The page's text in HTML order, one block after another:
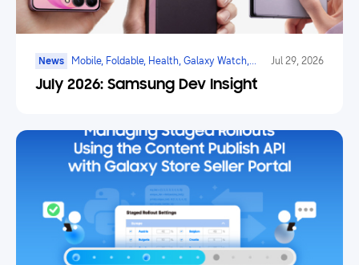
News
Mobile, Foldable, Health, Galaxy Watch,
Marketplace, Game, Ai
Jul 29, 2026
July 2026: Samsung Dev Insight